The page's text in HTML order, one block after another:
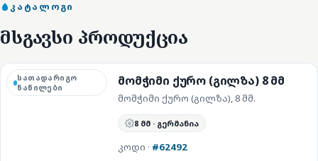
ᲙᲐᲢᲐᲚᲝᲒᲘ
მსგავსი პროდუქცია
სათადარიგო
ნაწილები
მომჭიმი ქურო (გილზა) 8 მმ
მომჭიმი ქურო (გილზა), 8 მმ.
8 მმ · გერმანია
კოდი · #62492